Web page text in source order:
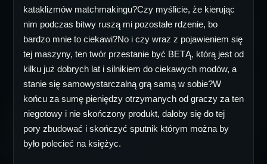
kataklizmów matchmakingu?Czy myślicie, że kierując
nim podczas bitwy ruszą mi pozostałe rdzenie, bo
bardzo mnie to ciekawi?No i czy wraz z pojawieniem się
tej maszyny, ten twór przestanie być BETĄ, którą jest od
kilku już dobrych lat i silnikiem do ciekawych modów, a
stanie się samowystarczalną grą samą w sobie?W
końcu za sumę pieniędzy otrzymanych od graczy za ten
niegotowy i nie skończony produkt, dałoby się do tej
pory zbudować i skończyć sputnik którym można by
było polecieć na księżyc.